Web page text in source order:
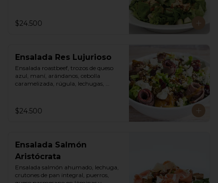
$24.500
Ensalada Res Lujurioso
Ensalada roastbeef, trozos de queso
azul, maní, arándanos, cebolla
caramelizada, rúgula, lechugas,
$24.500
Ensalada Salmón
Aristócrata
Ensalada salmón ahumado, lechuga,
crutones de pan integral, puerros,